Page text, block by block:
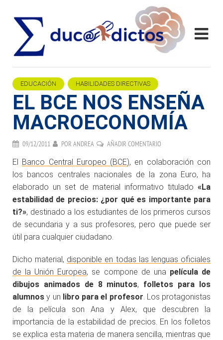
EDUCACIÓN HABILIDADES DIRECTIVAS
EL BCE NOS ENSEÑA
MACROECONOMÍA
09/12/2011 POR ANDREA AÑADIR COMENTARIO
El Banco Central Europeo (BCE), en colaboración con
los bancos centrales nacionales de la zona Euro, ha
elaborado un set de material informativo titulado «La
estabilidad de precios: ¿por qué es importante para
ti?», destinado a los estudiantes de los primeros cursos
de secundaria y a sus profesores, pero que puede ser
útil para cualquier ciudadano.
Dicho material, disponible en todas las lenguas oficiales
de la Unión Europea, se compone de una película de
dibujos animados de 8 minutos, folletos para los
alumnos y un libro para el profesor. Los protagonistas
de la película son Ana y Alex, que descubren la
importancia de la estabilidad de precios. En los folletos
se explica esta materia de manera sencilla, mientras que